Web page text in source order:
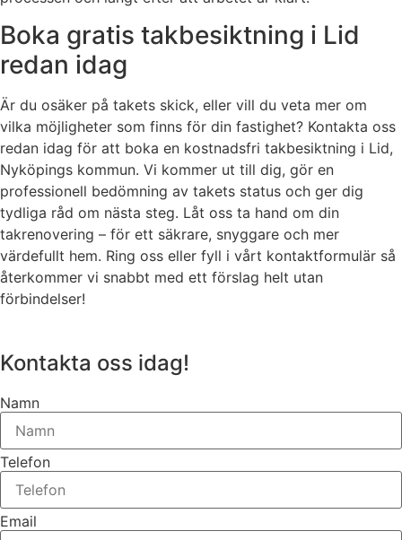
Boka gratis takbesiktning i Lid
redan idag
Är du osäker på takets skick, eller vill du veta mer om
vilka möjligheter som finns för din fastighet? Kontakta oss
redan idag för att boka en kostnadsfri takbesiktning i Lid,
Nyköpings kommun. Vi kommer ut till dig, gör en
professionell bedömning av takets status och ger dig
tydliga råd om nästa steg. Låt oss ta hand om din
takrenovering – för ett säkrare, snyggare och mer
värdefullt hem. Ring oss eller fyll i vårt kontaktformulär så
återkommer vi snabbt med ett förslag helt utan
förbindelser!
Kontakta oss idag!
Namn
Telefon
Email